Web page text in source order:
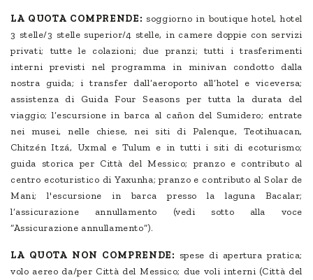
LA QUOTA COMPRENDE: soggiorno in boutique hotel, hotel
3 stelle/3 stelle superior/4 stelle, in camere doppie con servizi
privati; tutte le colazioni; due pranzi; tutti i trasferimenti
interni previsti nel programma in minivan condotto dalla
nostra guida; i transfer dall’aeroporto all’hotel e viceversa;
assistenza di Guida Four Seasons per tutta la durata del
viaggio; l’escursione in barca al cañon del Sumidero; entrate
nei musei, nelle chiese, nei siti di Palenque, Teotihuacan,
Chitzén Itzá, Uxmal e Tulum e in tutti i siti di ecoturismo;
guida storica per Città del Messico; pranzo e contributo al
centro ecoturistico di Yaxunha; pranzo e contributo al Solar de
Mani; l'escursione in barca presso la laguna Bacalar;
l’assicurazione annullamento (vedi sotto alla voce
“Assicurazione annullamento”).
LA QUOTA NON COMPRENDE: spese di apertura pratica;
volo aereo da/per Città del Messico; due voli interni (Città del